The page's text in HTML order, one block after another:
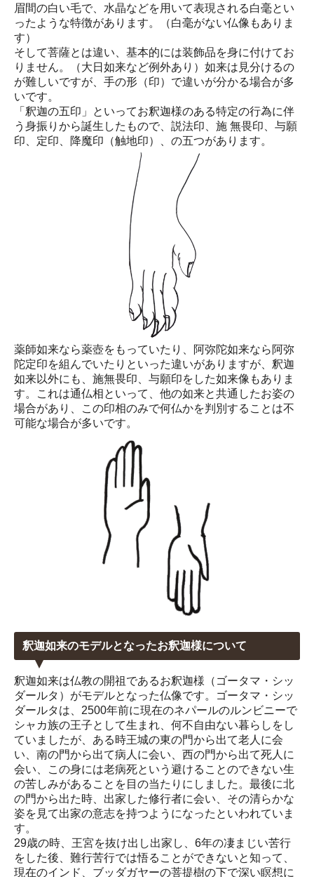
眉間の白い毛で、水晶などを用いて表現される白毫とい
ったような特徴があります。（白毫がない仏像もありま
す）
そして菩薩とは違い、基本的には装飾品を身に付けてお
りません。（大日如来など例外あり）如来は見分けるの
が難しいですが、手の形（印）で違いが分かる場合が多
いです。
「釈迦の五印」といってお釈迦様のある特定の行為に伴
う身振りから誕生したもので、説法印、施 無畏印、与願
印、定印、降魔印（触地印）、の五つがあります。
薬師如来なら薬壺をもっていたり、阿弥陀如来なら阿弥
陀定印を組んでいたりといった違いがありますが、釈迦
如来以外にも、施無畏印、与願印をした如来像もありま
す。これは通仏相といって、他の如来と共通したお姿の
場合があり、この印相のみで何仏かを判別することは不
可能な場合が多いです。
釈迦如来のモデルとなったお釈迦様について
釈迦如来は仏教の開祖であるお釈迦様（ゴータマ・シッ
ダールタ）がモデルとなった仏像です。ゴータマ・シッ
ダールタは、2500年前に現在のネパールのルンビニーで
シャカ族の王子として生まれ、何不自由ない暮らしをし
ていましたが、ある時王城の東の門から出て老人に会
い、南の門から出て病人に会い、西の門から出て死人に
会い、この身には老病死という避けることのできない生
の苦しみがあることを目の当たりにしました。最後に北
の門から出た時、出家した修行者に会い、その清らかな
姿を見て出家の意志を持つようになったといわれていま
す。
29歳の時、王宮を抜け出し出家し、6年の凄まじい苦行
をした後、難行苦行では悟ることができないと知って、
現在のインド、ブッダガヤーの菩提樹の下で深い瞑想に